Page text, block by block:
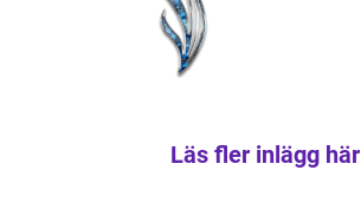
Läs fler inlägg här